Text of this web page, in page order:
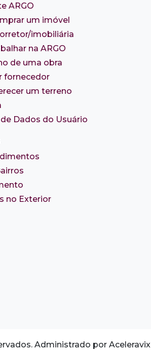
ARGO
um imóvel
imobiliária
na ARGO
de uma obra
fornecedor
um terreno
Dados do Usuário
no Exterior
Administrado por Aceleravix